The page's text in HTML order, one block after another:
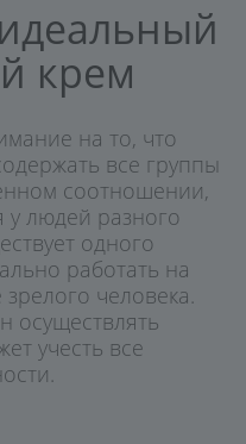
крем
на то, что
все группы
соотношении,
у людей разного
одного
работать на
человека.
осуществлять
учесть все